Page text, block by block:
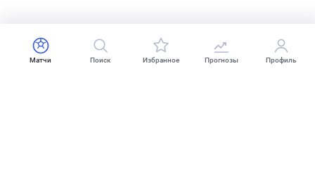
Матчи Поиск Избранное Прогнозы Профиль